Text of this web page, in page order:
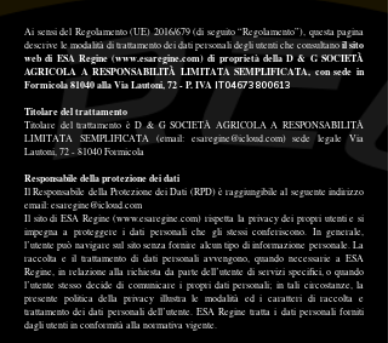
Ai sensi del Regolamento (UE) 2016/679 (di seguito “Regolamento”), questa pagina
descrive le modalità di trattamento dei dati personali degli utenti che consultano il sito
web di ESA Regine (www.esaregine.com) di proprietà della D & G SOCIETÀ
AGRICOLA A RESPONSABILITÀ LIMITATA SEMPLIFICATA, con sede in
Formicola 81040 alla Via Lautoni, 72 - P. IVAIT04673800613
Titolare del trattamento
Titolare del trattamento è D & G SOCIETÀ AGRICOLA A RESPONSABILITÀ
LIMITATA SEMPLIFICATA (email: esaregine@icloud.com) sede legale Via
Lautoni, 72 - 81040 Formicola
Responsabile della protezione dei dati
Il Responsabile della Protezione dei Dati (RPD) è raggiungibile al seguente indirizzo
email: esaregine@icloud.com
Il sito di ESA Regine (www.esaregine.com) rispetta la privacy dei propri utenti e si
impegna a proteggere i dati personali che gli stessi conferiscono. In generale,
l’utente può navigare sul sito senza fornire alcun tipo di informazione personale. La
raccolta e il trattamento di dati personali avvengono, quando necessarie a ESA
Regine, in relazione alla richiesta da parte dell’utente di servizi specifici, o quando
l’utente stesso decide di comunicare i propri dati personali; in tali circostanze, la
presente politica della privacy illustra le modalità ed i caratteri di raccolta e
trattamento dei dati personali dell’utente. ESA Regine tratta i dati personali forniti
dagli utenti in conformità alla normativa vigente.